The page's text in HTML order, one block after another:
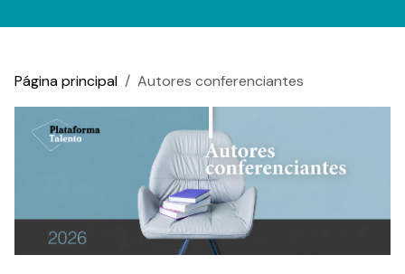
Página principal Autores conferenciantes